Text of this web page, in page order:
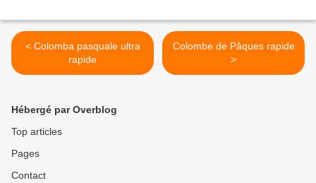
< Colomba pasquale ultra
rapide
Colombe de Pâques rapide
>
Hébergé par Overblog
Top articles
Pages
Contact